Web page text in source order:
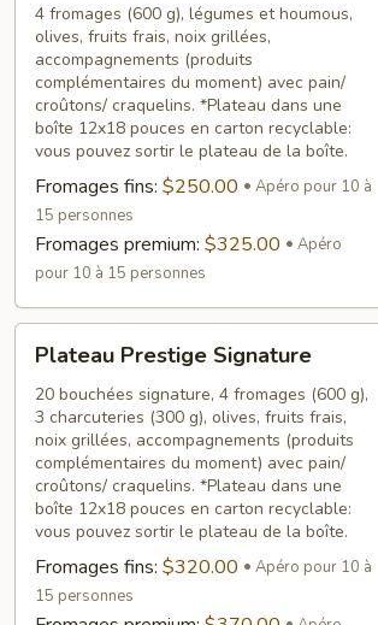
végétarien
4 fromages (600 g), légumes et houmous,
olives, fruits frais, noix grillées,
accompagnements (produits
complémentaires du moment) avec pain/
croûtons/ craquelins. *Plateau dans une
boîte 12x18 pouces en carton recyclable:
vous pouvez sortir le plateau de la boîte.
Fromages fins: $250.00
Apéro pour 10 à
15 personnes
Fromages premium: $325.00
Apéro
pour 10 à 15 personnes
Prestige
Signature
Plateau Prestige Signature
20 bouchées signature, 4 fromages (600 g),
3 charcuteries (300 g), olives, fruits frais,
noix grillées, accompagnements (produits
complémentaires du moment) avec pain/
croûtons/ craquelins. *Plateau dans une
boîte 12x18 pouces en carton recyclable:
vous pouvez sortir le plateau de la boîte.
Fromages fins: $320.00
Apéro pour 10 à
15 personnes